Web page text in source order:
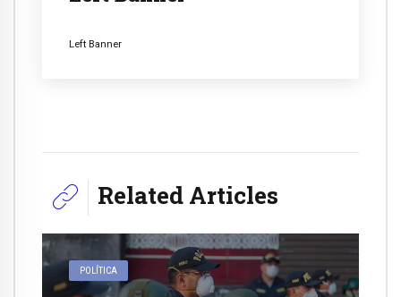
Left Banner
Related Articles
POLÍTICA